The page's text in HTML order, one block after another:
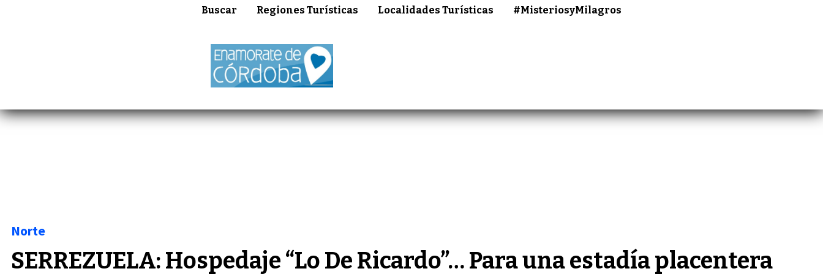
Buscar Regiones Turísticas Localidades Turísticas #MisteriosyMilagros
SERREZUELA: Hospedaje “Lo De Ricardo”… Para una estadía placentera
Norte